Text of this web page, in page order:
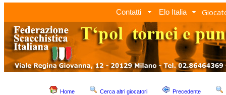
Contatti Elo Italia
Home Cerca altri giocatori Precedente